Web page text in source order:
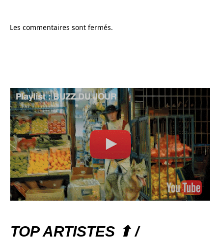
Les commentaires sont fermés.
TOP ARTISTES ⬆ /